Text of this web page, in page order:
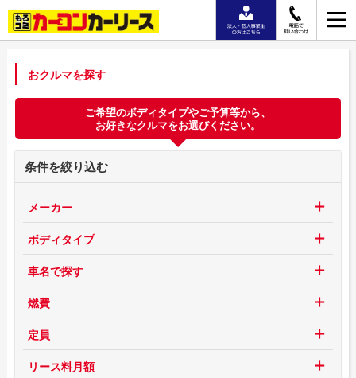
おクルマを探す
ご希望のボディタイプやご予算等から、
お好きなクルマをお選びください。
条件を絞り込む
メーカー
ボディタイプ
車名で探す
燃費
定員
リース料月額